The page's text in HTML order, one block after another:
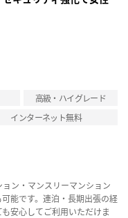
高級・ハイグレード
インターネット無料
ン・マンスリーマンション
能です。連泊・長期出張の経
安心してご利用いただけま